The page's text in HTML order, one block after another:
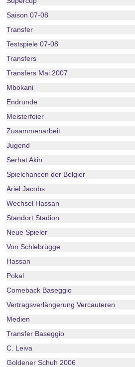
Saison 07-08
Transfer
Testspiele 07-08
Transfers
Transfers Mai 2007
Mbokani
Endrunde
Meisterfeier
Zusammenarbeit
Jugend
Serhat Akin
Spielchancen der Belgier
Ariël Jacobs
Wechsel Hassan
Standort Stadion
Neue Spieler
Von Schlebrügge
Hassan
Pokal
Comeback Baseggio
Vertragsverlängerung Vercauteren
Medien
Transfer Baseggio
C. Leiva
Goldener Schuh 2006